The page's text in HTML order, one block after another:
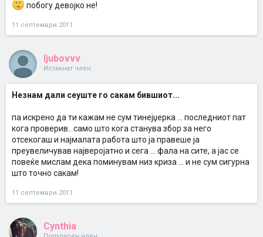
побогу девојко не!
11 септември 2011
ljubovvv
Истакнат член
Незнам дали сеуште го сакам бившиот...
па искрено да ти кажам не сум тинејџерка ... последниот пат
кога проверив.. само што кога станува збор за него
отсекогаш и најмалата работа што ја правеше ја
преувеличував најверојатно и сега ... фала на сите, а јас се
повеќе мислам дека поминувам низ криза ... и не сум сигурна
што точно сакам!
11 септември 2011
Cynthia